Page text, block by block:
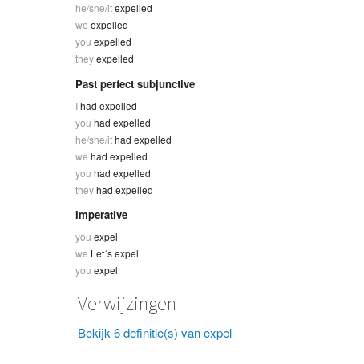
he/she/itexpelled
we expelled
you expelled
theyexpelled
Past perfect subjunctive
Ihad expelled
you had expelled
he/she/ithad expelled
we had expelled
you had expelled
theyhad expelled
Imperative
you expel
we Let´s expel
you expel
Verwijzingen
Bekijk 6 definitie(s) van expel